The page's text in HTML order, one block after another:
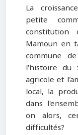
La
petite
constitution
Mamoun en
commune
l'histoire du
agricole et
local, la
dans
on alors,
difficultés?